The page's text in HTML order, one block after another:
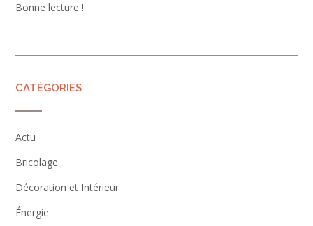
Bonne lecture !
CATÉGORIES
Actu
Bricolage
Décoration et Intérieur
Énergie